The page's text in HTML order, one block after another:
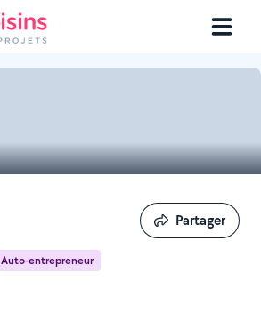
Auto-entrepreneur
Partager
Partager